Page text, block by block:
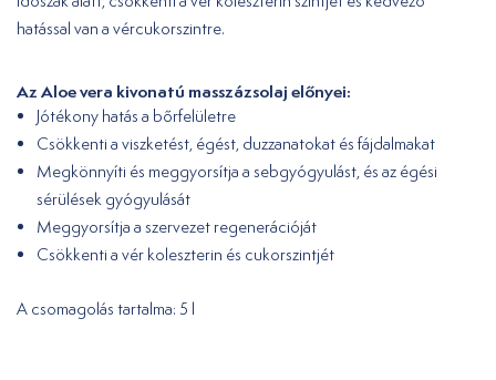
hatással van a vércukorszintre.
Az Aloe vera kivonatú masszázsolaj előnyei:
Jótékony hatás a bőrfelületre
Csökkenti a viszketést, égést, duzzanatokat és fájdalmakat
Megkönnyíti és meggyorsítja a sebgyógyulást, és az égési
sérülések gyógyulását
Meggyorsítja a szervezet regenerációját
Csökkenti a vér koleszterin és cukorszintjét
A csomagolás tartalma: 5 l